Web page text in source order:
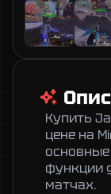
Купить
цене на
функции
матчах.